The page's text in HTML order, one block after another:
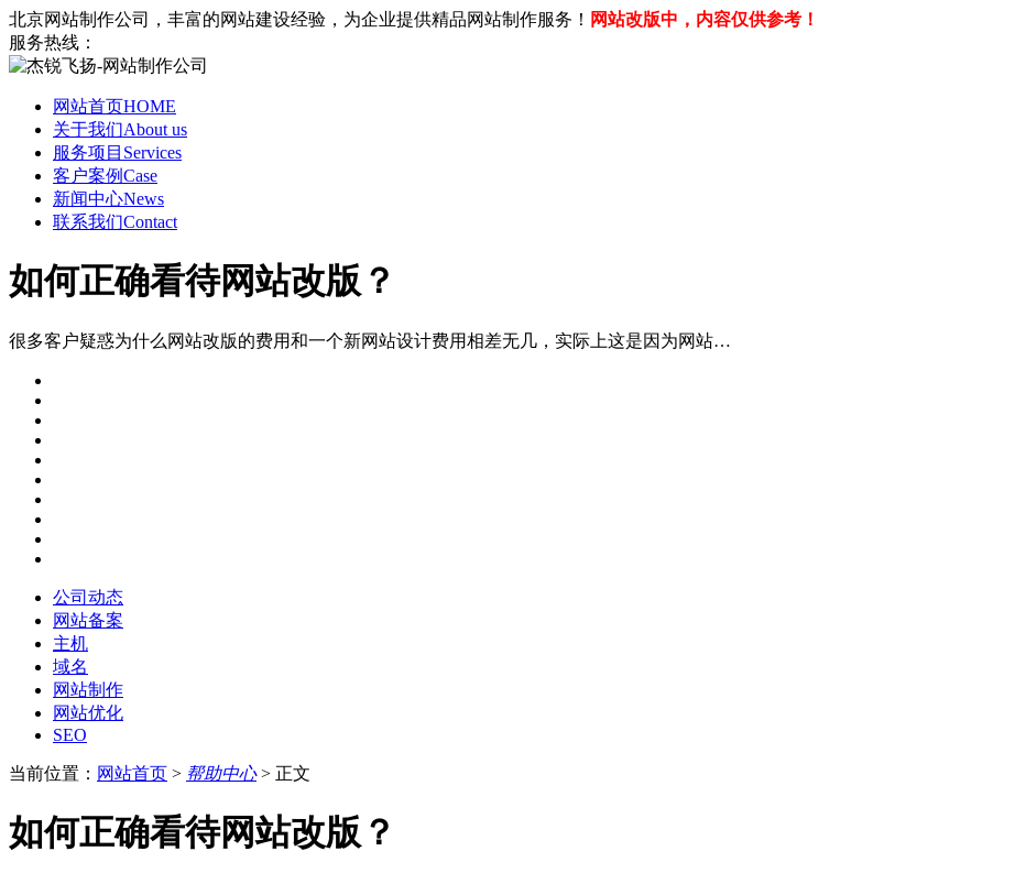
北京网站制作公司，丰富的网站建设经验，为企业提供精品网站制作服务！ 网站改版中，内容仅供参考！
服务热线：
网站首页HOME
关于我们About us
服务项目 Services
客户案例Case
新闻中心News
联系我们Contact
如何正确看待网站改版？
很多客户疑惑为什么网站改版的费用和一个新网站设计费用相差无几，实际上这是因为网站…
公司动态
网站备案
主机
域名
网站制作
网站优化
SEO
当前位置： 网站首页 > 帮助中心> 正文
如何正确看待网站改版？